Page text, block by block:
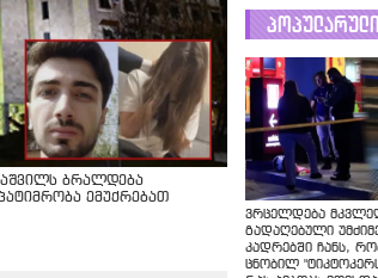
ბრალდება
ემუქრებათ
პოპულარული
ვრცელდება
გადაღებული
კადრებში ჩანს,
ცნობილ